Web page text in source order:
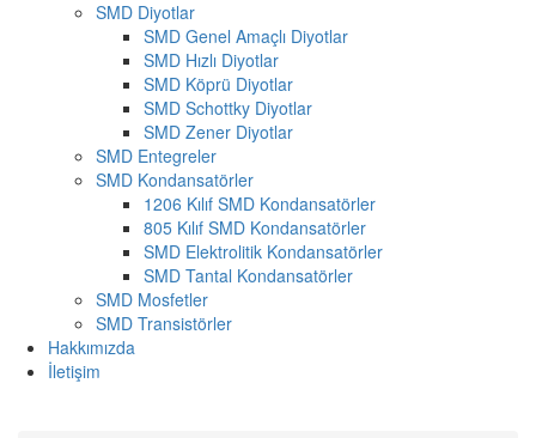
SMD Diyotlar
SMD Genel Amaçlı Diyotlar
SMD Hızlı Diyotlar
SMD Köprü Diyotlar
SMD Schottky Diyotlar
SMD Zener Diyotlar
SMD Entegreler
SMD Kondansatörler
1206 Kılıf SMD Kondansatörler
805 Kılıf SMD Kondansatörler
SMD Elektrolitik Kondansatörler
SMD Tantal Kondansatörler
SMD Mosfetler
SMD Transistörler
Hakkımızda
İletişim